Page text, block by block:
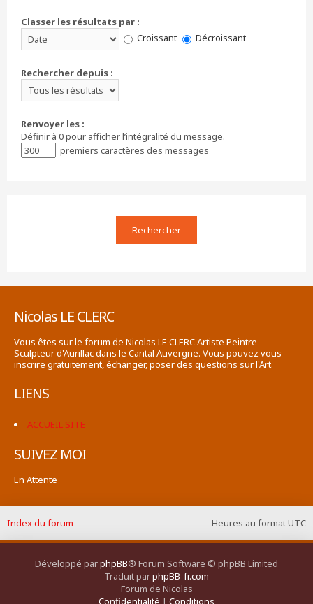
Classer les résultats par :
Croissant
Décroissant
Rechercher depuis :
Renvoyer les :
Définir à 0 pour afficher l’intégralité du message.
premiers caractères des messages
Nicolas LE CLERC
Vous êtes sur le forum de Nicolas LE CLERC Artiste Peintre
Sculpteur d'Aurillac dans le Cantal Auvergne. Vous pouvez vous
inscrire gratuitement, échanger, poser des questions sur l'Art.
LIENS
ACCUEIL SITE
SUIVEZ MOI
En Attente
Heures au formatUTC
Index du forum
Développé parphpBB® Forum Software © phpBB Limited
Traduit parphpBB-fr.com
Forum de Nicolas
Confidentialité | Conditions